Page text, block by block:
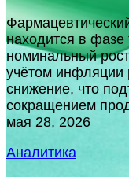
находится в
номинальный
учётом инфляции
снижение, что
сокращением
мая 28, 2026
Аналитика